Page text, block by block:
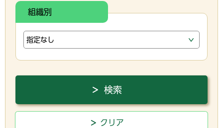
組織別